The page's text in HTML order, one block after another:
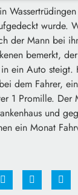
wurde.
der Mann bei
bemerkt,
ein Auto steigt.
dem Fahrer,
1 Promille. Der
und
ein Monat